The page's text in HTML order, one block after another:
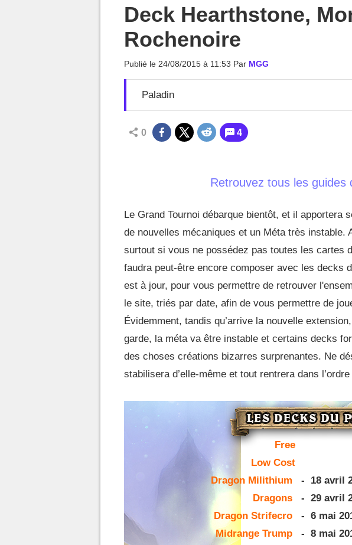
Deck Hearthstone,
Rochenoire
Publié le 24/08/2015 à 11:53 Par MGG
Paladin
0 4
Retrouvez tous les guides
Le Grand Tournoi débarque bientôt, et il apportera
de nouvelles mécaniques et un Méta très instable.
surtout si vous ne possédez pas toutes les cartes
faudra peut-être encore composer avec les decks
est à jour, pour vous permettre de retrouver
le site, triés par date, afin de vous permettre de
Évidemment, tandis qu’arrive la nouvelle
garde, la méta va être instable et certains decks
des choses créations bizarres surprenantes. Ne
stabilisera d’elle-même et tout rentrera dans l’ordre
Free
Low Cost
Dragon Milithium
-
18 avril
Dragons
- 29 avril
Dragon Strifecro
- 6 mai
Midrange Trump
- 8 mai